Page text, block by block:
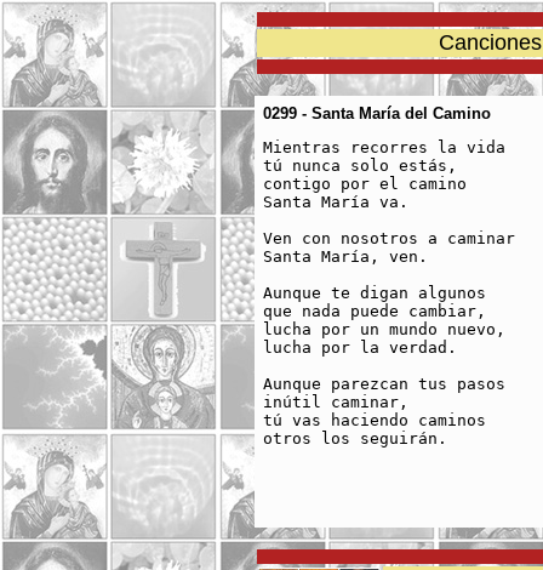
0299 - Santa María del Camino
Mientras recorres la vida
tú nunca solo estás,
contigo por el camino
Santa María va.
Ven con nosotros a caminar
Santa María, ven.
Aunque te digan algunos
que nada puede cambiar,
lucha por un mundo nuevo,
lucha por la verdad.
Aunque parezcan tus pasos
inútil caminar,
tú vas haciendo caminos
otros los seguirán.